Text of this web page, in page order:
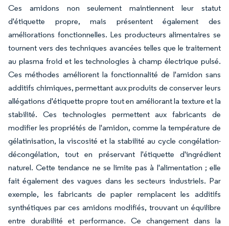
Ces amidons non seulement maintiennent leur statut
d'étiquette propre, mais présentent également des
améliorations fonctionnelles. Les producteurs alimentaires se
tournent vers des techniques avancées telles que le traitement
au plasma froid et les technologies à champ électrique pulsé.
Ces méthodes améliorent la fonctionnalité de l'amidon sans
additifs chimiques, permettant aux produits de conserver leurs
allégations d'étiquette propre tout en améliorant la texture et la
stabilité. Ces technologies permettent aux fabricants de
modifier les propriétés de l'amidon, comme la température de
gélatinisation, la viscosité et la stabilité au cycle congélation-
décongélation, tout en préservant l'étiquette d'ingrédient
naturel. Cette tendance ne se limite pas à l'alimentation ; elle
fait également des vagues dans les secteurs industriels. Par
exemple, les fabricants de papier remplacent les additifs
synthétiques par ces amidons modifiés, trouvant un équilibre
entre durabilité et performance. Ce changement dans la